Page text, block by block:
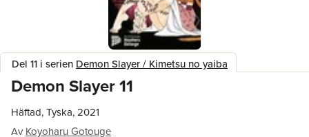
Del 11 i serien Demon Slayer / Kimetsu no yaiba
Demon Slayer 11
Häftad, Tyska, 2021
Av Koyoharu Gotouge